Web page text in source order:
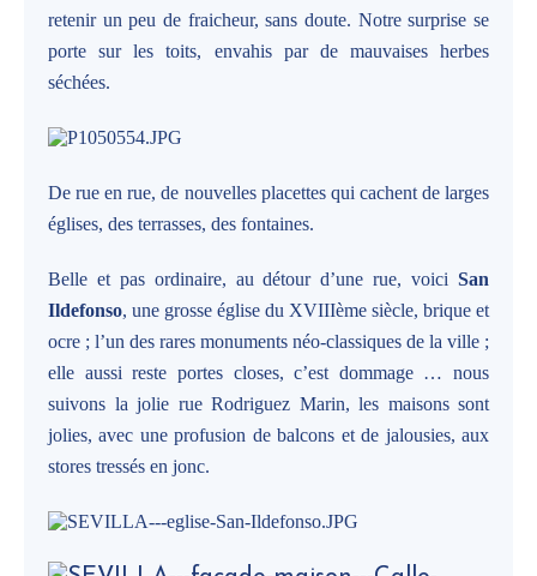
retenir un peu de fraicheur, sans doute. Notre surprise se
porte sur les toits, envahis par de mauvaises herbes
séchées.
De rue en rue, de nouvelles placettes qui cachent de larges
églises, des terrasses, des fontaines.
Belle et pas ordinaire, au détour d’une rue, voici San
Ildefonso, une grosse église du XVIIIème siècle, brique et
ocre ; l’un des rares monuments néo-classiques de la ville ;
elle aussi reste portes closes, c’est dommage … nous
suivons la jolie rue Rodriguez Marin, les maisons sont
jolies, avec une profusion de balcons et de jalousies, aux
stores tressés en jonc.